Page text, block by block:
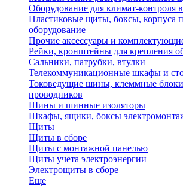
Оборудование для климат-контроля
Пластиковые щиты, боксы, корпуса
оборудование
Прочие аксессуары и
Рейки, кронштейны для крепления
Сальники, патрубки, втулки
Телекоммуникационные шкафы и
Токоведущие шины, клеммные
проводников
Шины и шинные изоляторы
Шкафы, ящики, боксы
Щиты
Щиты в сборе
Щиты с монтажной панелью
Щиты учета электроэнергии
Электрощиты в сборе
Еще